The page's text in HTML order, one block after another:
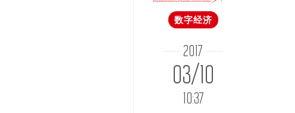
数字经济
2017
03/10
10:37